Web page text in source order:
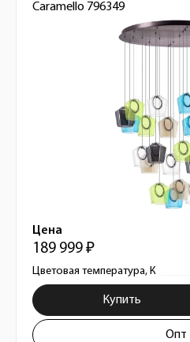
Caramello 796349
Цена
189 999 ₽
Цветовая температура, К
Купить
Опт